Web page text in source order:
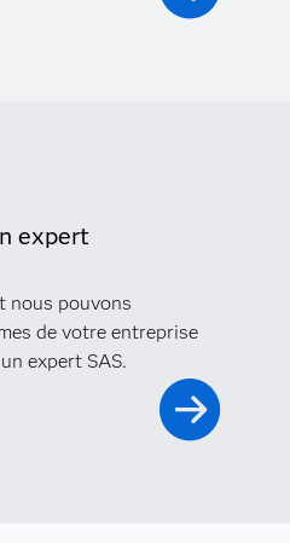
expert
nous pouvons
de votre entreprise
expert SAS.